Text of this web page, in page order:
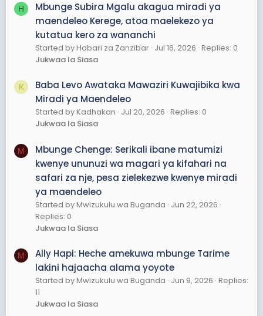
H
Mbunge Subira Mgalu akagua miradi ya
maendeleo Kerege, atoa maelekezo ya
kutatua kero za wananchi
Started by Habari za Zanzibar Jul 16, 2026 Replies: 0
Jukwaa la Siasa
K
Baba Levo Awataka Mawaziri Kuwajibika kwa
Miradi ya Maendeleo
Started by Kadhakan Jul 20, 2026 Replies: 0
Jukwaa la Siasa
M
Mbunge Chenge: Serikali ibane matumizi
kwenye ununuzi wa magari ya kifahari na
safari za nje, pesa zielekezwe kwenye miradi
ya maendeleo
Started by Mwizukulu wa Buganda Jun 22, 2026
Replies: 0
Jukwaa la Siasa
M
Ally Hapi: Heche amekuwa mbunge Tarime
lakini hajaacha alama yoyote
Started by Mwizukulu wa Buganda Jun 9, 2026 Replies:
11
Jukwaa la Siasa